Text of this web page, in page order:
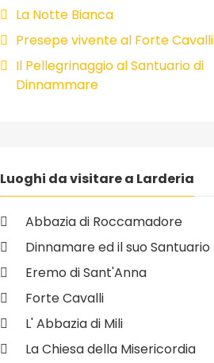
La Notte Bianca
Presepe vivente al Forte Cavalli
Il Pellegrinaggio al Santuario di
Dinnammare
Luoghi da visitare a Larderia
Abbazia di Roccamadore
Dinnamare ed il suo Santuario
Eremo di Sant'Anna
Forte Cavalli
L' Abbazia di Mili
La Chiesa della Misericordia